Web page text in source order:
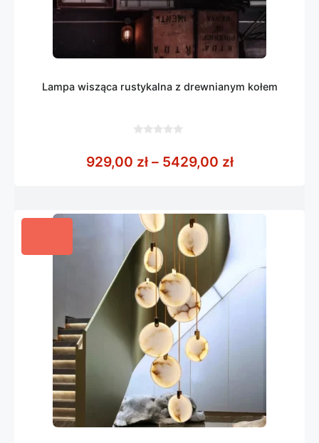
Lampa wisząca rustykalna z drewnianym kołem
5
929,00 zł – 5429,00 złZakres cen: